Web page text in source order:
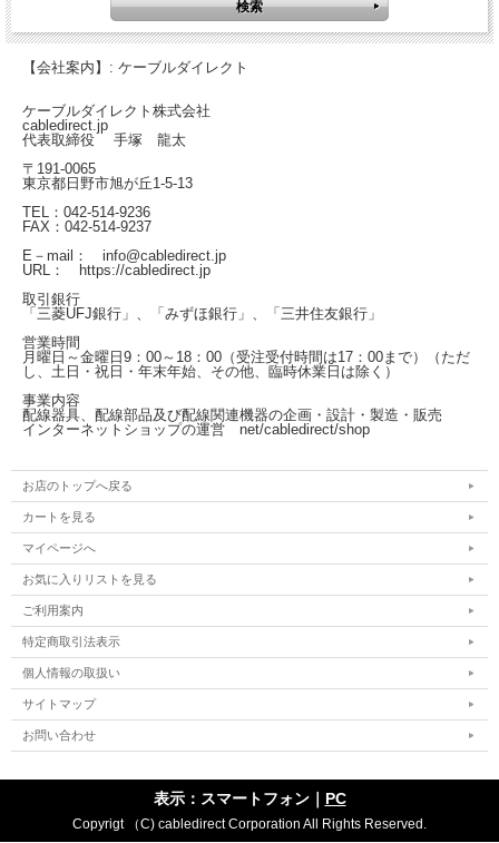
【会社案内】: ケーブルダイレクト
ケーブルダイレクト株式会社
cabledirect.jp
代表取締役 手塚 龍太
〒191-0065
東京都日野市旭が丘1-5-13
TEL：042-514-9236
FAX：042-514-9237
E－mail： info@cabledirect.jp
URL： https://cabledirect.jp
取引銀行
「三菱UFJ銀行」、「みずほ銀行」、「三井住友銀行」
営業時間
月曜日～金曜日 9：00～18：00（受注受付時間は17：00まで）
（ただ
し、土日・祝日・年末年始、その他、臨時休業日は除く）
事業内容
配線器具、配線部品及び配線関連機器の企画・設計・製造・販売
インターネットショップの運営 net/cabledirect/shop
お店のトップへ戻る
カートを見る
マイページへ
お気に入りリストを見る
ご利用案内
特定商取引法表示
個人情報の取扱い
サイトマップ
お問い合わせ
表示：スマートフォン｜ PC
Copyrigt （C) cabledirect Corporation All Rights Reserved.